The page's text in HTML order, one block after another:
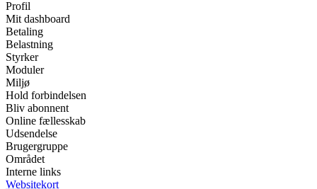
Profil
Mit dashboard
Betaling
Belastning
Styrker
Moduler
Miljø
Hold forbindelsen
Bliv abonnent
Online fællesskab
Udsendelse
Brugergruppe
Området
Interne links
Websitekort